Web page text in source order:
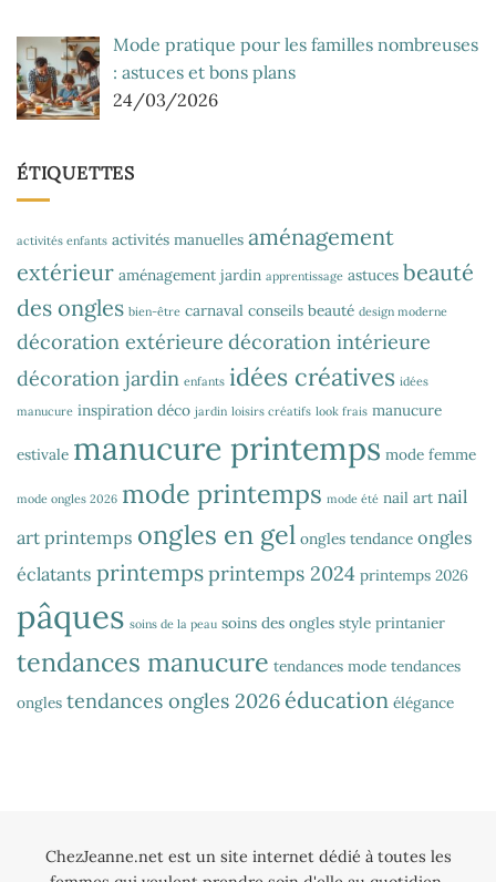
Mode pratique pour les familles nombreuses
: astuces et bons plans
24/03/2026
ÉTIQUETTES
activités enfants activités manuelles aménagement
extérieur aménagement jardin apprentissage astuces beauté
des ongles bien-être carnaval conseils beauté design moderne
décoration extérieure décoration intérieure
décoration jardin enfants idées créatives idées
manucure inspiration déco jardin loisirs créatifs look frais manucure
estivale manucure printemps mode femme
mode ongles 2026 mode printemps mode été nail art nail
art printemps ongles en gel ongles tendance ongles
éclatants printempsprintemps 2024 printemps 2026
pâques soins de la peau soins des ongles style printanier
tendances manucure tendances mode tendances
ongles tendances ongles 2026 éducation élégance
ChezJeanne.net est un site internet dédié à toutes les